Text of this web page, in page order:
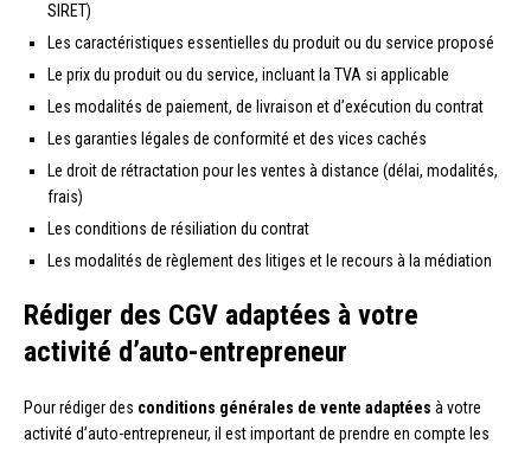
SIRET)
Les caractéristiques essentielles du produit ou du service proposé
Le prix du produit ou du service, incluant la TVA si applicable
Les modalités de paiement, de livraison et d’exécution du contrat
Les garanties légales de conformité et des vices cachés
Le droit de rétractation pour les ventes à distance (délai, modalités,
frais)
Les conditions de résiliation du contrat
Les modalités de règlement des litiges et le recours à la médiation
Rédiger des CGV adaptées à votre
activité d’auto-entrepreneur
Pour rédiger des conditions générales de vente adaptées à votre
activité d’auto-entrepreneur, il est important de prendre en compte les